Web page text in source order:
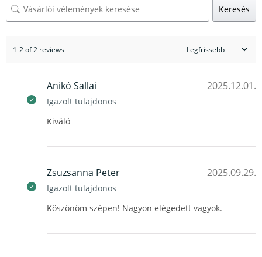
Keresés
1-2 of 2 reviews
Anikó Sallai
Igazolt tulajdonos
2025.12.01.
Kiváló
Zsuzsanna Peter
Igazolt tulajdonos
2025.09.29.
Köszönöm szépen! Nagyon elégedett vagyok.